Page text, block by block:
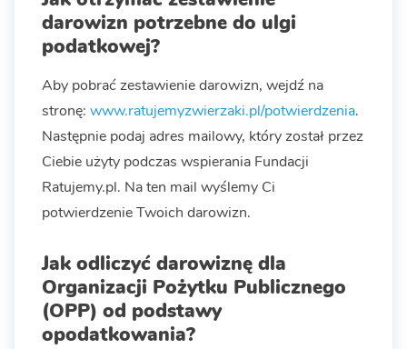
darowizn potrzebne do ulgi
podatkowej?
Aby pobrać zestawienie darowizn, wejdź na
stronę: www.ratujemyzwierzaki.pl/potwierdzenia.
Następnie podaj adres mailowy, który został przez
Ciebie użyty podczas wspierania Fundacji
Ratujemy.pl. Na ten mail wyślemy Ci
potwierdzenie Twoich darowizn.
Jak odliczyć darowiznę dla
Organizacji Pożytku Publicznego
(OPP) od podstawy
opodatkowania?